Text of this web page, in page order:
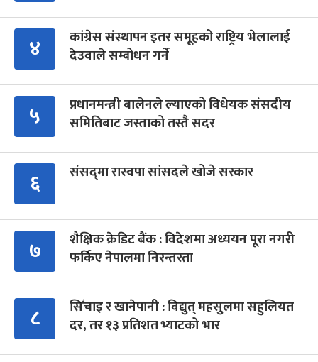
४
कांग्रेस संस्थापन इतर समूहको राष्ट्रिय भेलालाई
देउवाले सम्बोधन गर्ने
५
प्रधानमन्त्री बालेनले ल्याएको विधेयक संसदीय
समितिबाट जस्ताको तस्तै सदर
६ संसद्‍मा रास्वपा सांसदले खोजे सरकार
७
शैक्षिक क्रेडिट बैंक : विदेशमा अध्ययन पूरा नगरी
फर्किए नेपालमा निरन्तरता
८
सिँचाइ र खानेपानी : विद्युत् महसुलमा सहुलियत
दर, तर १३ प्रतिशत भ्याटको भार